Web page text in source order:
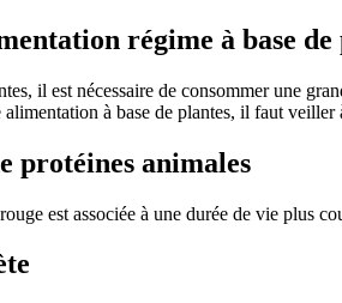
régime à base de
il est nécessaire de consommer une
à base de plantes, il faut
protéines animales
est associée à une durée de vie plus